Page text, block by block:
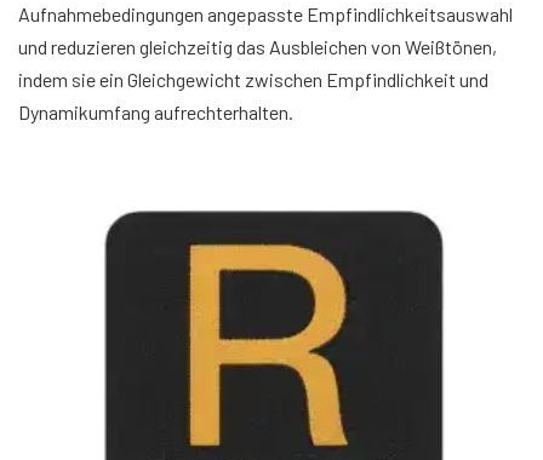
Aufnahmebedingungen angepasste Empfindlichkeitsauswahl
und reduzieren gleichzeitig das Ausbleichen von Weißtönen,
indem sie ein Gleichgewicht zwischen Empfindlichkeit und
Dynamikumfang aufrechterhalten.